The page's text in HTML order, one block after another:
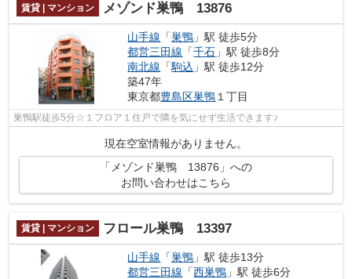
賃貸 | マンション メゾンド巣鴨 13876
山手線 「巣鴨 」駅 徒歩5分
都営三田線 「千石 」駅 徒歩8分
南北線 「駒込 」駅 徒歩12分
築47年
東京都豊島区巣鴨 １丁目
巣鴨駅徒歩5分☆１フロア１住戸で隣を気にせず生活できます♪
現在空室情報がありません。
「メゾンド巣鴨 13876」への
お問い合わせはこちら
賃貸 | マンション フロール巣鴨 13397
山手線 「巣鴨 」駅 徒歩13分
都営三田線 「西巣鴨 」駅 徒歩6分